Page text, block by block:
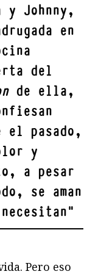
y Johnny,
en
del
de ella,
el pasado,
y
a pesar
se aman
"
Pero eso